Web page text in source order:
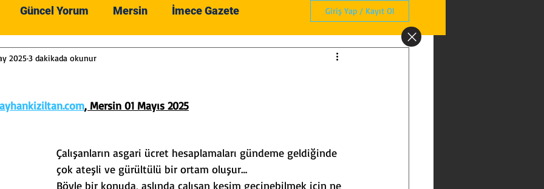
Güncel Yorum Mersin İmece Gazete
Dış Politika
Eğitim Din Kültür
Sigorta Sağlık MTSO Bilişim
Giriş Yap / Kayıt Ol
20253 dakikada okunur
, Mersin 01 Mayıs 2025
Çalışanların asgari ücret hesaplamaları gündeme geldiğinde
çok ateşli ve gürültülü bir ortam oluşur…
Böyle bir konuda, aslında çalışan kesim geçinebilmek için ne